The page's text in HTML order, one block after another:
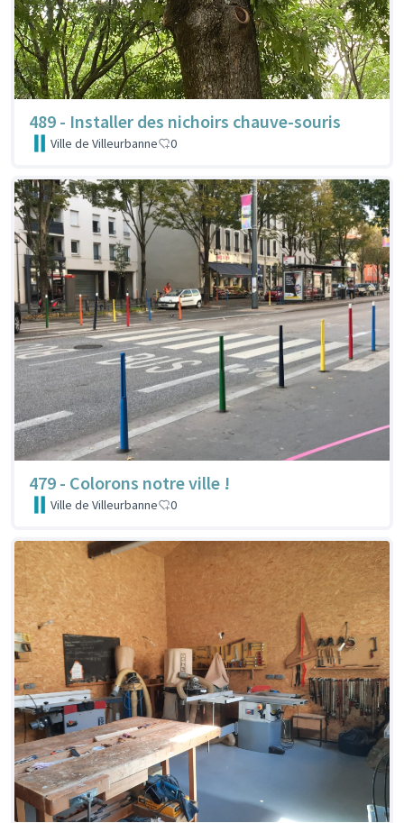
489 - Installer des nichoirs chauve-souris
Ville de Villeurbanne 0
479 - Colorons notre ville !
Ville de Villeurbanne 0